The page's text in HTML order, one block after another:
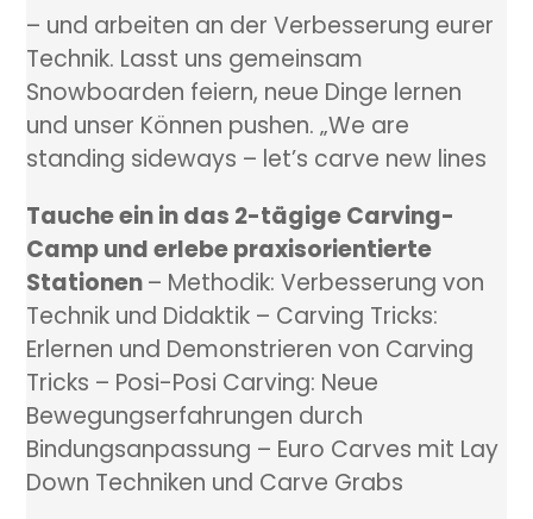
– und arbeiten an der Verbesserung eurer
Technik. Lasst uns gemeinsam
Snowboarden feiern, neue Dinge lernen
und unser Können pushen. „We are
standing sideways – let’s carve new lines
Tauche ein in das 2-tägige Carving-
Camp und erlebe praxisorientierte
Stationen– Methodik: Verbesserung von
Technik und Didaktik – Carving Tricks:
Erlernen und Demonstrieren von Carving
Tricks – Posi-Posi Carving: Neue
Bewegungserfahrungen durch
Bindungsanpassung – Euro Carves mit Lay
Down Techniken und Carve Grabs